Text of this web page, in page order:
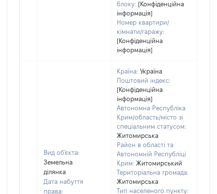
блоку: [Конфіденційна
інформація]
Номер квартири/
кімнати/гаражу:
[Конфіденційна
інформація]
Вид об'єкта:
Земельна
ділянка
Дата набуття
права:
Країна: Україна
Поштовий індекс:
[Конфіденційна
інформація]
Автономна Республіка
Крим/область/місто зі
спеціальним статусом:
Житомирська
Район в області та
Автономній Республіці
Крим: Житомирський
Територіальна громада:
Житомирська
Тип населеного пункту: